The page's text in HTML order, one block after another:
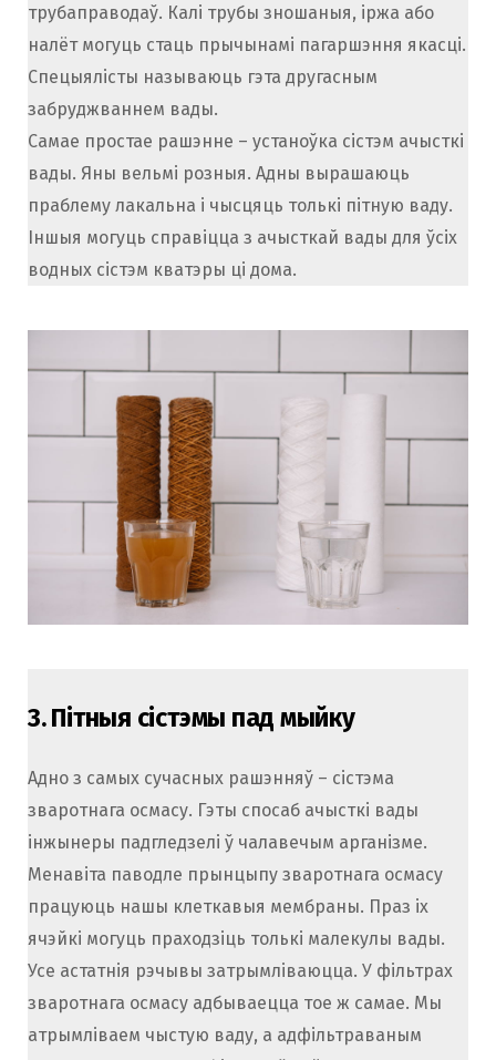
трубаправодаў. Калі трубы зношаныя, іржа або
налёт могуць стаць прычынамі пагаршэння якасці.
Спецыялісты называюць гэта другасным
забруджваннем вады.
Самае простае рашэнне – устаноўка сістэм ачысткі
вады. Яны вельмі розныя. Адны вырашаюць
праблему лакальна і чысцяць толькі пітную ваду.
Іншыя могуць справіцца з ачысткай вады для ўсіх
водных сістэм кватэры ці дома.
3.Пітныя сістэмы пад мыйку
Адно з самых сучасных рашэнняў – сістэма
зваротнага осмасу. Гэты спосаб ачысткі вады
інжынеры падгледзелі ў чалавечым арганізме.
Менавіта паводле прынцыпу зваротнага осмасу
працуюць нашы клеткавыя мембраны. Праз іх
ячэйкі могуць праходзіць толькі малекулы вады.
Усе астатнія рэчывы затрымліваюцца. У фільтрах
зваротнага осмасу адбываецца тое ж самае. Мы
атрымліваем чыстую ваду, а адфільтраваным